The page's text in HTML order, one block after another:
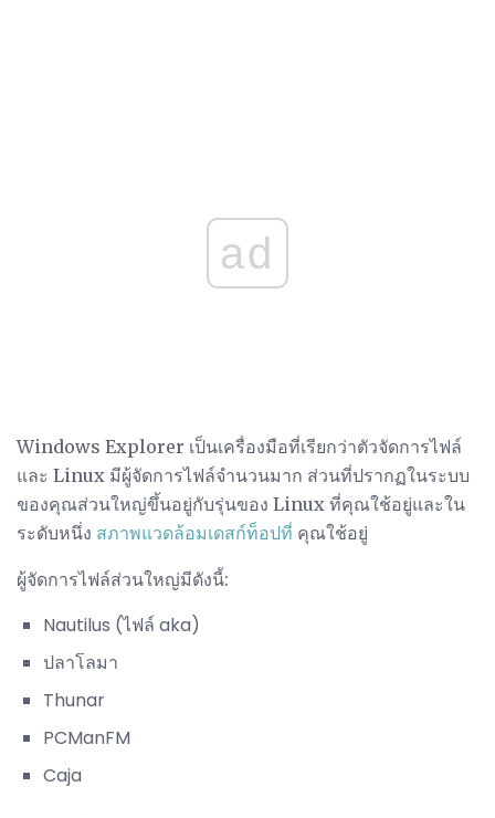
ad
Windows Explorer เป็นเครื่องมือที่เรียกว่าตัวจัดการไฟล์
และ Linux มีผู้จัดการไฟล์จำนวนมาก ส่วนที่ปรากฏในระบบ
ของคุณส่วนใหญ่ขึ้นอยู่กับรุ่นของ Linux ที่คุณใช้อยู่และใน
ระดับหนึ่ง สภาพแวดล้อมเดสก์ท็อปที่ คุณใช้อยู่
ผู้จัดการไฟล์ส่วนใหญ่มีดังนี้:
Nautilus (ไฟล์ aka)
ปลาโลมา
Thunar
PCManFM
Caja